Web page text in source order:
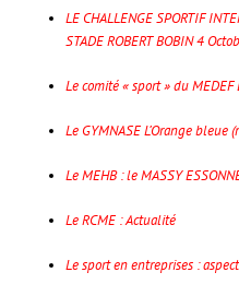
LE CHALLENGE SPORTIF
STADE ROBERT BOBIN 4
Le comité « sport » du MEDEF
Le GYMNASE L’Orange
Le MEHB : le MASSY
Le RCME : Actualité
Le sport en entreprises :